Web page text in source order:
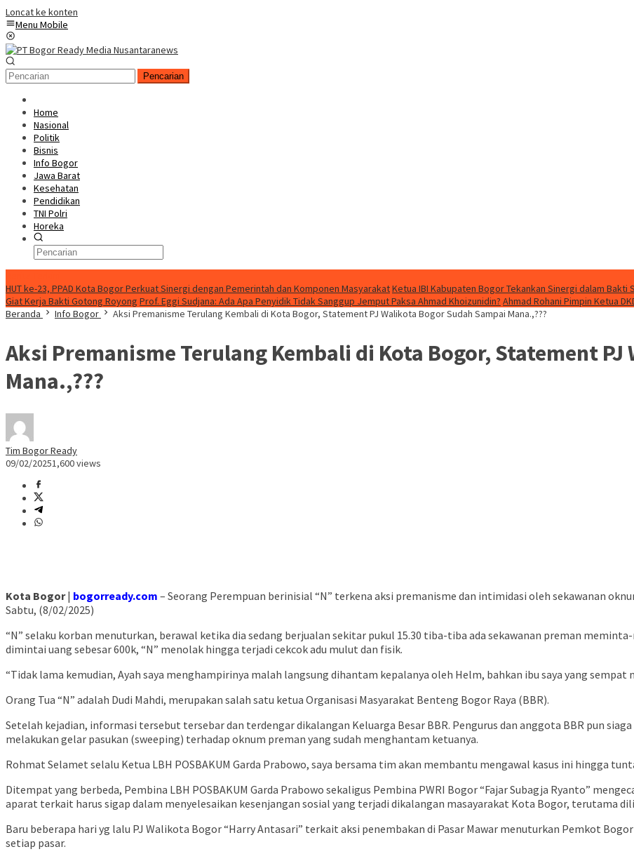
Loncat ke konten
Menu Mobile
Pencarian
Home
Nasional
Politik
Bisnis
Info Bogor
Jawa Barat
Kesehatan
Pendidikan
TNI Polri
Horeka
HUT ke-23, PPAD Kota Bogor Perkuat Sinergi dengan Pemerintah dan Komponen MasyarakatKetua IBI Kabupaten Bogor Tekankan Sinergi dalam Bakti
Giat Kerja Bakti Gotong Royong Prof. Eggi Sudjana: Ada Apa Penyidik Tidak Sanggup Jemput Paksa Ahmad Khoizunidin? Ahmad Rohani Pimpin Ketua
Beranda
Info Bogor Aksi Premanisme Terulang Kembali di Kota Bogor, Statement PJ Walikota Bogor Sudah Sampai Mana.,???
Aksi Premanisme Terulang Kembali di Kota Bogor, Statement
Mana.,???
Tim Bogor Ready
09/02/20251,600 views
Kota Bogor| bogorready.com – Seorang Perempuan berinisial “N” terkena aksi premanisme dan intimidasi oleh sekawanan
Sabtu, (8/02/2025)
“N” selaku korban menuturkan, berawal ketika dia sedang berjualan sekitar pukul 15.30 tiba-tiba ada sekawanan preman
dimintai uang sebesar 600k, “N” menolak hingga terjadi cekcok adu mulut dan fisik.
“Tidak lama kemudian, Ayah saya menghampirinya malah langsung dihantam kepalanya oleh Helm, bahkan ibu saya yang
Orang Tua “N” adalah Dudi Mahdi, merupakan salah satu ketua Organisasi Masyarakat Benteng Bogor Raya (BBR).
Setelah kejadian, informasi tersebut tersebar dan terdengar dikalangan Keluarga Besar BBR. Pengurus dan anggota BBR pun
melakukan gelar pasukan (sweeping) terhadap oknum preman yang sudah menghantam ketuanya.
Rohmat Selamet selalu Ketua LBH POSBAKUM Garda Prabowo, saya bersama tim akan membantu mengawal kasus ini hingga
Ditempat yang berbeda, Pembina LBH POSBAKUM Garda Prabowo sekaligus Pembina PWRI Bogor “Fajar Subagja Ryanto”
aparat terkait harus sigap dalam menyelesaikan kesenjangan sosial yang terjadi dikalangan masayarakat Kota Bogor, terutama
Baru beberapa hari yg lalu PJ Walikota Bogor “Harry Antasari” terkait aksi penembakan di Pasar Mawar menuturkan Pemkot
setiap pasar.